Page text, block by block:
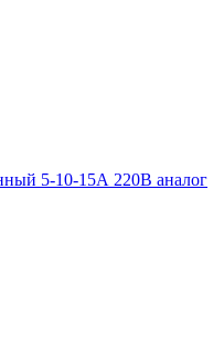
5-10-15А 220В аналог